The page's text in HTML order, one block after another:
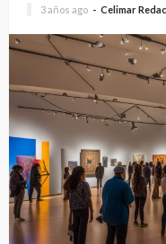
3 años ago Celimar